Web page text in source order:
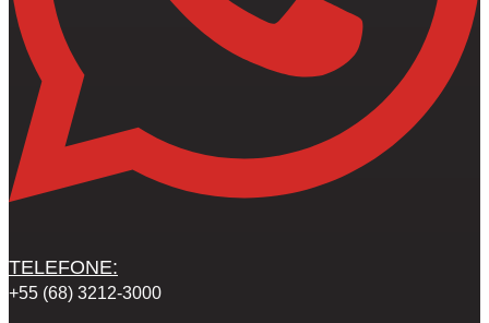
TELEFONE:
+55 (68) 3212-3000